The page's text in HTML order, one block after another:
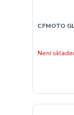
CFMOTO
Není